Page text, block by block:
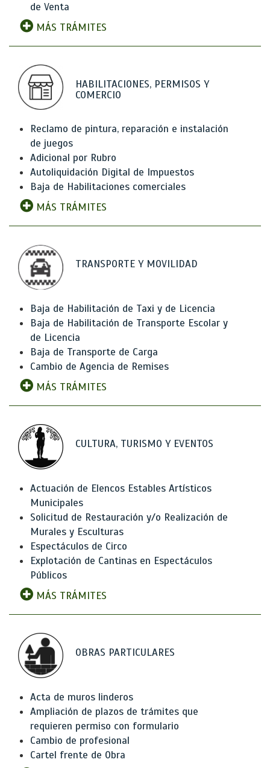
de Venta
MÁS TRÁMITES
HABILITACIONES, PERMISOS Y
COMERCIO
Reclamo de pintura, reparación e instalación
de juegos
Adicional por Rubro
Autoliquidación Digital de Impuestos
Baja de Habilitaciones comerciales
MÁS TRÁMITES
TRANSPORTE Y MOVILIDAD
Baja de Habilitación de Taxi y de Licencia
Baja de Habilitación de Transporte Escolar y
de Licencia
Baja de Transporte de Carga
Cambio de Agencia de Remises
MÁS TRÁMITES
CULTURA, TURISMO Y EVENTOS
Actuación de Elencos Estables Artísticos
Municipales
Solicitud de Restauración y/o Realización de
Murales y Esculturas
Espectáculos de Circo
Explotación de Cantinas en Espectáculos
Públicos
MÁS TRÁMITES
OBRAS PARTICULARES
Acta de muros linderos
Ampliación de plazos de trámites que
requieren permiso con formulario
Cambio de profesional
Cartel frente de Obra